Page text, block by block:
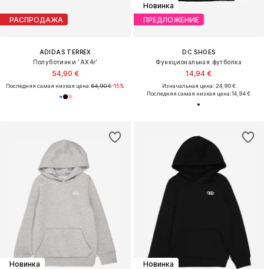
РАСПРОДАЖА
ADIDAS TERREX
Полуботинки 'AX4r'
54,90 €
Последняя самая низкая цена:64,90 €-15%
Новинка
ПРЕДЛОЖЕНИЕ
DC SHOES
Функциональная футболка
14,94 €
Изначальная цена: 24,90 €
Последняя самая низкая цена:14,94 €
Новинка
Новинка